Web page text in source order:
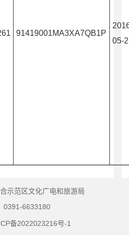
91419001MA3XA7QB1P
05-
示范区文化广电和旅游局
0391-6633180
备2022023216号-1